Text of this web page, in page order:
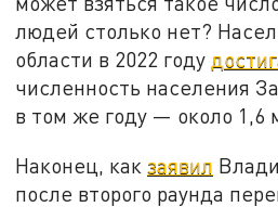
людей столько нет?
области в 2022 году
численность населения
в том же году — около 1,6
Наконец, какзаявил
после второго раунда